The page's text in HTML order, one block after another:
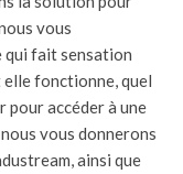
vous
fait sensation
elle fonctionne, quel
pour accéder à une
vous donnerons
ainsi que